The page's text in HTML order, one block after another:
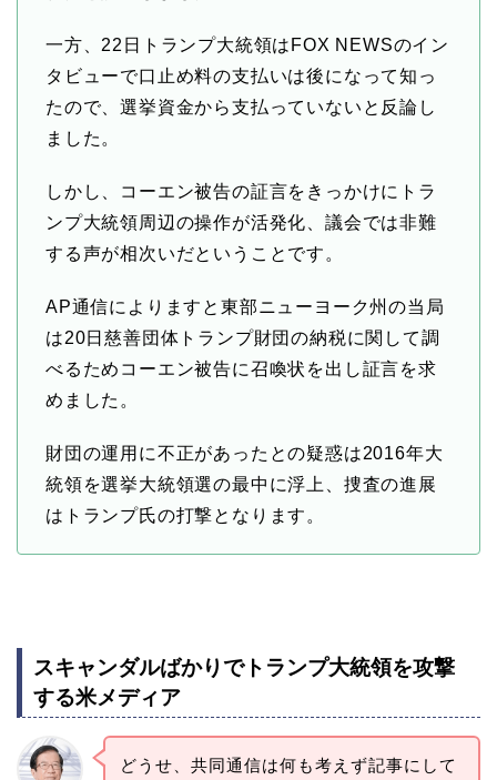
一方、22日トランプ大統領はFOX NEWSのイン
タビューで口止め料の支払いは後になって知っ
たので、選挙資金から支払っていないと反論し
ました。
しかし、コーエン被告の証言をきっかけにトラ
ンプ大統領周辺の操作が活発化、議会では非難
する声が相次いだということです。
AP通信によりますと東部ニューヨーク州の当局
は20日慈善団体トランプ財団の納税に関して調
べるためコーエン被告に召喚状を出し証言を求
めました。
財団の運用に不正があったとの疑惑は2016年大
統領を選挙大統領選の最中に浮上、捜査の進展
はトランプ氏の打撃となります。
スキャンダルばかりでトランプ大統領を攻撃
する米メディア
どうせ、共同通信は何も考えず記事にして